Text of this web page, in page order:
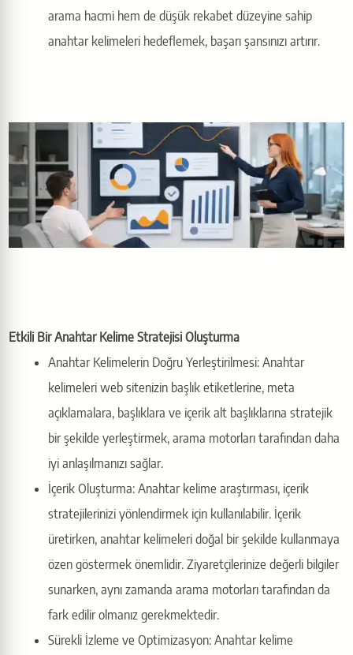
arama hacmi hem de düşük rekabet düzeyine sahip
anahtar kelimeleri hedeflemek, başarı şansınızı artırır.
Etkili Bir Anahtar Kelime Stratejisi Oluşturma
Anahtar Kelimelerin Doğru Yerleştirilmesi: Anahtar
kelimeleri web sitenizin başlık etiketlerine, meta
açıklamalara, başlıklara ve içerik alt başlıklarına stratejik
bir şekilde yerleştirmek, arama motorları tarafından daha
iyi anlaşılmanızı sağlar.
İçerik Oluşturma: Anahtar kelime araştırması, içerik
stratejilerinizi yönlendirmek için kullanılabilir. İçerik
üretirken, anahtar kelimeleri doğal bir şekilde kullanmaya
özen göstermek önemlidir. Ziyaretçilerinize değerli bilgiler
sunarken, aynı zamanda arama motorları tarafından da
fark edilir olmanız gerekmektedir.
Sürekli İzleme ve Optimizasyon: Anahtar kelime